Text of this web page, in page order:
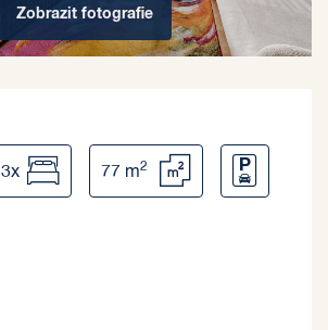
Zobrazit fotografie
3x 77 m2